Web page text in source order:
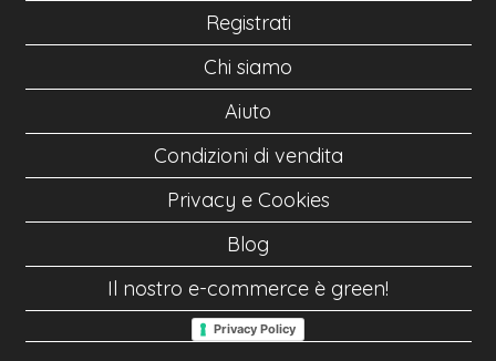
Registrati
Chi siamo
Aiuto
Condizioni di vendita
Privacy e Cookies
Blog
Il nostro e-commerce è green!
Privacy Policy